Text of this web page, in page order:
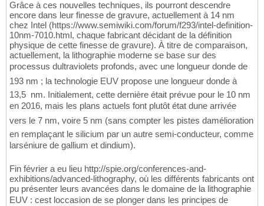
Grâce à ces nouvelles techniques, ils pourront descendre
encore dans leur finesse de gravure, actuellement à 14 nm
chez Intel (https://www.semiwiki.com/forum/f293/intel-definition-
10nm-7010.html, chaque fabricant décidant de la définition
physique de cette finesse de gravure). À titre de comparaison,
actuellement, la lithographie moderne se base sur des
processus dultraviolets profonds, avec une longueur donde de
193 nm ; la technologie EUV propose une longueur donde à
13,5 nm. Initialement, cette dernière était prévue pour le 10 nm
en 2016, mais les plans actuels font plutôt état dune arrivée
vers le 7 nm, voire 5 nm (sans compter les pistes damélioration
en remplaçant le silicium par un autre semi-conducteur, comme
larséniure de gallium et dindium).
Fin février a eu lieu http://spie.org/conferences-and-
exhibitions/advanced-lithography, où les différents fabricants ont
pu présenter leurs avancées dans le domaine de la lithographie
EUV : cest loccasion de se plonger dans les principes de